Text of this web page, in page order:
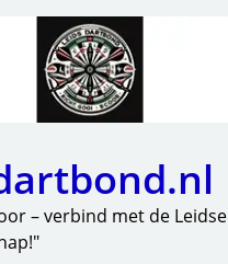
– verbind met de Leidse